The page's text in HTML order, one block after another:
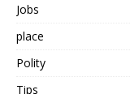
Jobs
place
Polity
Tips